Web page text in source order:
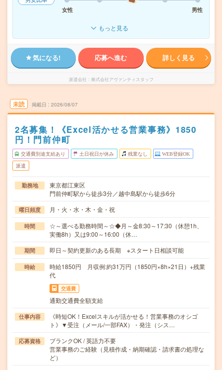
女性
男性
もっと見る
気になる! 応募へ進む 詳しく見る
派遣会社 株式会社アヴァンティスタッフ
未読 掲載日 2026/08/07
2名募集！《Excel活かせる営業事務》1850
円！門前仲町
交通費別途支給あり 土日祝日が休み 残業なし WEB登録OK
派遣
勤務地
東京都江東区
門前仲町駅から徒歩3分／越中島駅から徒歩6分
曜日頻度 月・火・水・木・金・祝
時間
☆～選べる勤務時間～☆◆月～金8:30～17:30（休憩1h、
実働8h）又は9:00～16:00（休…
期間 即日～契約更新のある長期 ※スタート日相談可能
時給
時給1850円 月収例:約31万円（1850円×8h×21日）+残業
代
交通費
通勤交通費全額支給
仕事内容
《時短OK！Excelスキルが活かせる！営業事務のオシゴ
ト》▼受注（メール/一部FAX）・発注（シス…
応募資格
ブランクOK / 英語力不要
営業事務のご経験（見積作成・納期確認・請求書の処理な
ど）